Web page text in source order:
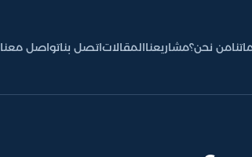
من نحن؟مشاريعناالمقالاتاتصل بناتواصل معنا